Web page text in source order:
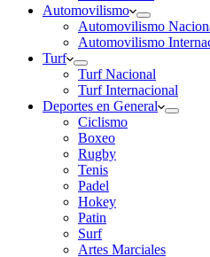
Automovilismo
Automovilismo
Automovilismo
Turf
Turf Nacional
Turf Internacional
Deportes en General
Ciclismo
Boxeo
Rugby
Tenis
Padel
Hokey
Patin
Surf
Artes Marciales